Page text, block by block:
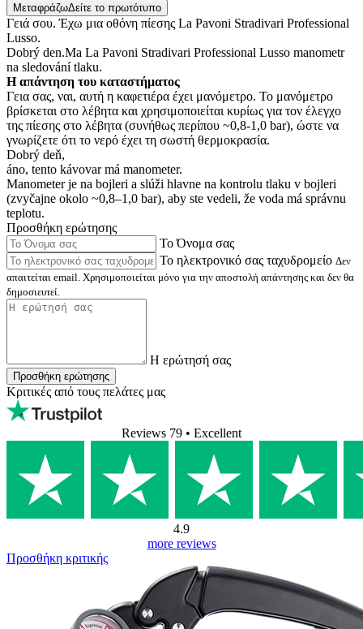
ΜεταφράζωΔείτε το πρωτότυπο
Γειά σου. Έχω μια οθόνη πίεσης La Pavoni Stradivari Professional
Lusso.
Dobrý den.Ma La Pavoni Stradivari Professional Lusso manometr
na sledování tlaku.
Η απάντηση του καταστήματος
Γεια σας, ναι, αυτή η καφετιέρα έχει μανόμετρο. Το μανόμετρο
βρίσκεται στο λέβητα και χρησιμοποιείται κυρίως για τον έλεγχο
της πίεσης στο λέβητα (συνήθως περίπου ~0,8-1,0 bar), ώστε να
γνωρίζετε ότι το νερό έχει τη σωστή θερμοκρασία.
Dobrý deň,
áno, tento kávovar má manometer.
Manometer je na bojleri a slúži hlavne na kontrolu tlaku v bojleri
(zvyčajne okolo ~0,8–1,0 bar), aby ste vedeli, že voda má správnu
teplotu.
Προσθήκη ερώτησης
Το Όνομα σας
Το ηλεκτρονικό σας ταχυδρομείο Δεν
απαιτείται email. Χρησιμοποιείται μόνο για την αποστολή απάντησης και δεν θα
δημοσιευτεί.
Η ερώτησή σας
Προσθήκη ερώτησης
Κριτικές από τους πελάτες μας
Reviews 79 • Excellent
4.9
more reviews
Προσθήκη κριτικής